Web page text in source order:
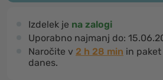
Izdelek je na zalogi
Uporabno najmanj do:
Naročite v 2 h 28 min in
danes.